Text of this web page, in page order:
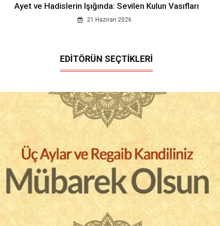
Ayet ve Hadislerin Işığında: Sevilen Kulun Vasıfları
21 Haziran 2026
EDİTÖRÜN SEÇTİKLERİ